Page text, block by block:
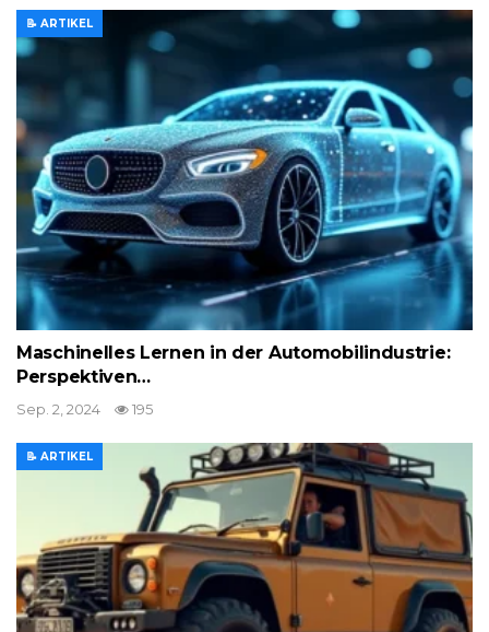
📝 ARTIKEL
Maschinelles Lernen in der Automobilindustrie:
Perspektiven…
Sep. 2, 2024 195
📝 ARTIKEL